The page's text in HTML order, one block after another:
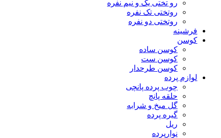
رو تختی یک و نیم نفره
روتختی تک نفره
روتختی دو نفره
فرشینه
کوسن
کوسن ساده
کوسن ست
کوسن طرحدار
لوازم پرده
چوب پرده پانچی
حلقه پانچ
گل میخ و شرابه
گیره پرده
ریل
نوارپرده